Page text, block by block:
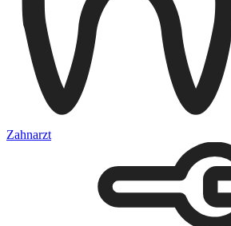
Zahnarzt